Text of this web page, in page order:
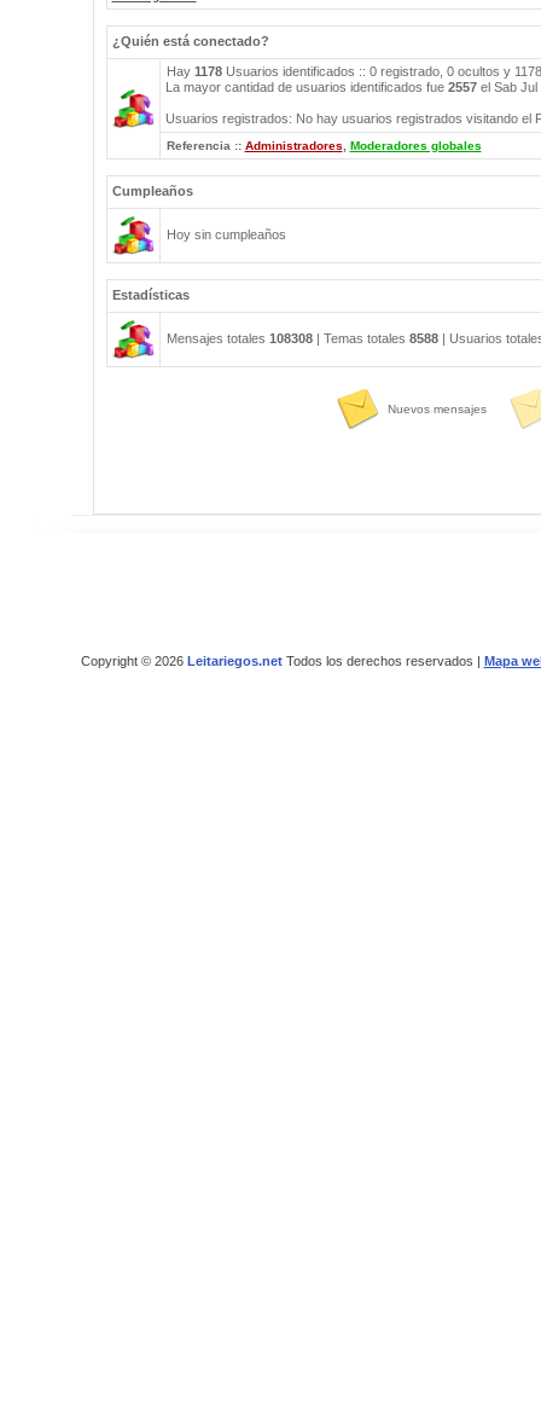
¿Quién está conectado?
Hay 1178Usuarios identificados :: 0 registrado, 0 ocultos y
La mayor cantidad de usuarios identificados fue 2557el Sab Jul
Usuarios registrados: No hay usuarios registrados visitando el
Referencia :: Administradores Moderadores globales
Cumpleaños
Hoy sin cumpleaños
Estadísticas
Mensajes totales 108308| Temas totales 8588| Usuarios
Nuevos mensajes
Copyright © 2026 Leitariegos.netTodos los derechos reservados | Mapa